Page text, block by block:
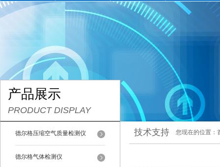
产品展示
PRODUCT DISPLAY
德尔格压缩空气质量检测仪
德尔格气体检测仪
技术支持 您现在的位置：